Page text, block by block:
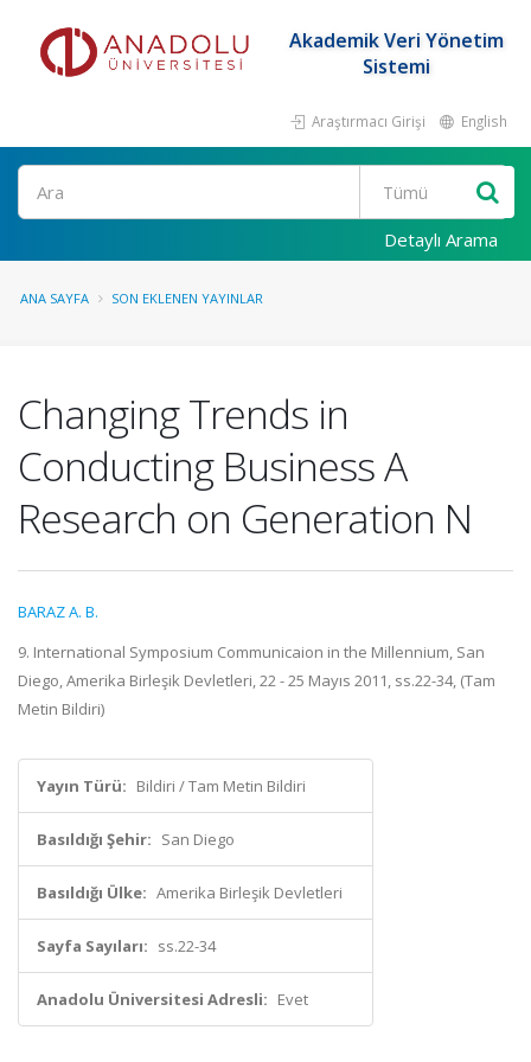
Akademik Veri Yönetim
Sistemi
Araştırmacı Girişi English
Ara
Detaylı Arama
ANA SAYFA SON EKLENEN YAYINLAR
Changing Trends in
Conducting Business A
Research on Generation N
BARAZ A. B.
9. International Symposium Communicaion in the Millennium, San
Diego, Amerika Birleşik Devletleri, 22 - 25 Mayıs 2011, ss.22-34, (Tam
Metin Bildiri)
Yayın Türü: Bildiri / Tam Metin Bildiri
Basıldığı Şehir: San Diego
Basıldığı Ülke: Amerika Birleşik Devletleri
Sayfa Sayıları: ss.22-34
Anadolu Üniversitesi Adresli: Evet